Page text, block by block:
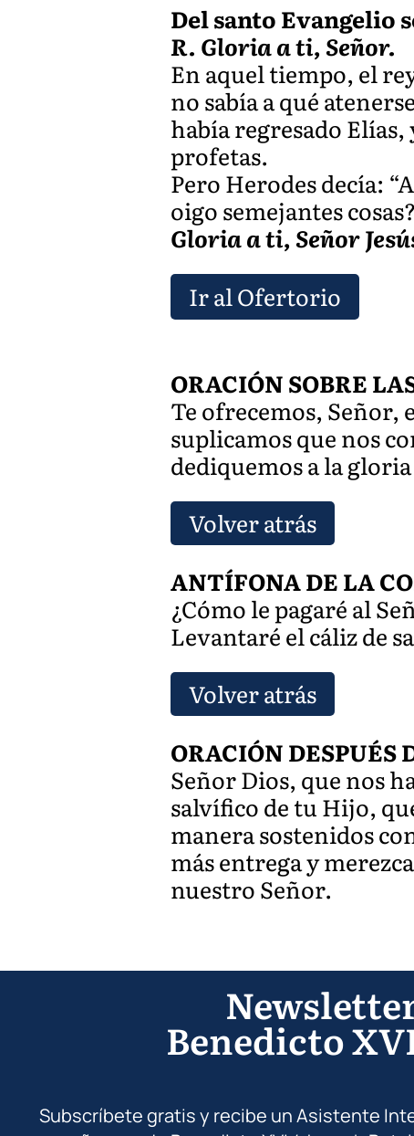
Del santo Evangelio
R. Gloria a ti, Señor.
En aquel tiempo, el
no sabía a qué
había regresado
profetas.
Pero Herodes decía:
oigo semejantes
Gloria a ti, Señor
Ir al Ofertorio
ORACIÓN SOBRE
Te ofrecemos, Señor,
suplicamos que nos
dediquemos a la
Volver atrás
ANTÍFONA DE LA
¿Cómo le pagaré al
Levantaré el cáliz de
Volver atrás
ORACIÓN DESPUÉS
Señor Dios, que nos
salvífico de tu Hijo,
manera sostenidos
más entrega y
nuestro Señor.
Benedicto
Subscríbete gratis y recibe un Asistente